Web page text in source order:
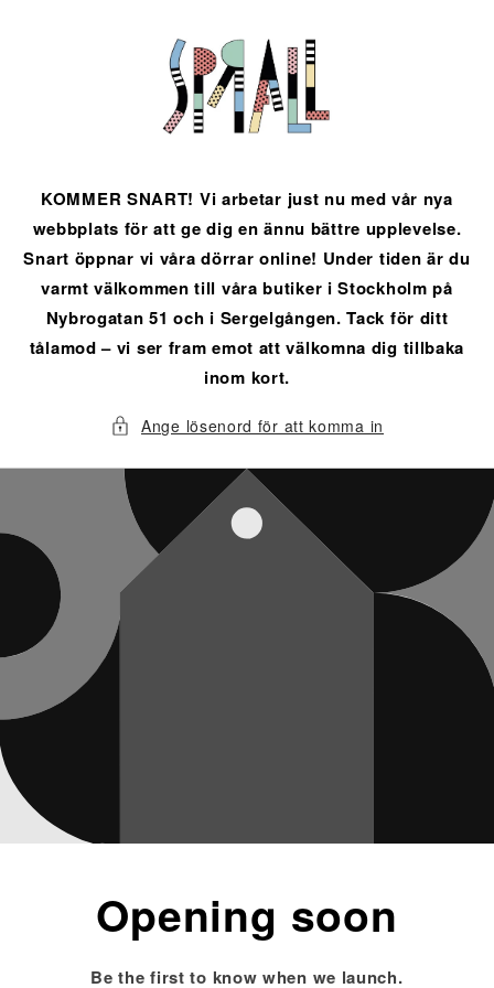
KOMMER SNART! Vi arbetar just nu med vår nya
webbplats för att ge dig en ännu bättre upplevelse.
Snart öppnar vi våra dörrar online! Under tiden är du
varmt välkommen till våra butiker i Stockholm på
Nybrogatan 51 och i Sergelgången. Tack för ditt
tålamod – vi ser fram emot att välkomna dig tillbaka
inom kort.
Ange lösenord för att komma in
Opening soon
Be the first to know when we launch.